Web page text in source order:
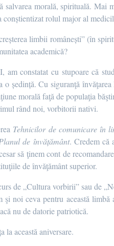
salvarea morală, spirituală.
rolul major al
limbii românești” (în
academică?
constatat cu stupoare că
ședință. Cu siguranţă
morală faţă de populaţia
rând noi, vorbitorii nativi.
Tehnicilor de comunicare în
de învățământ. Credem că
să ţinem cont de
de învăţământ superior.
de „Cultura vorbirii” sau de
noi ceva pentru această
nu de datorie patriotică.
la această aniversare.